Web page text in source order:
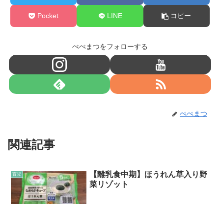
Pocket LINE コピー
ぺぺまつをフォローする
ぺぺまつ
関連記事
育児
【離乳食中期】ほうれん草入り野
菜リゾット